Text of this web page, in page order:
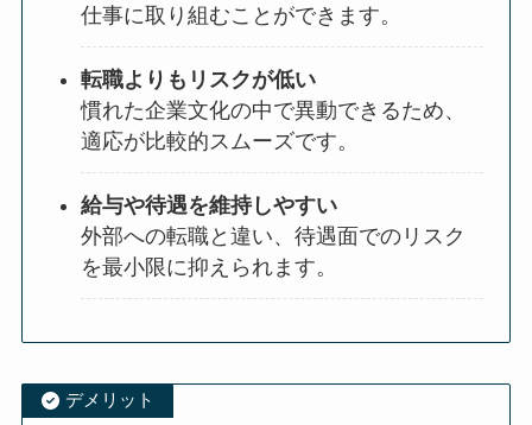
仕事に取り組むことができます。
転職よりもリスクが低い
慣れた企業文化の中で異動できるため、
適応が比較的スムーズです。
給与や待遇を維持しやすい
外部への転職と違い、待遇面でのリスク
を最小限に抑えられます。
デメリット